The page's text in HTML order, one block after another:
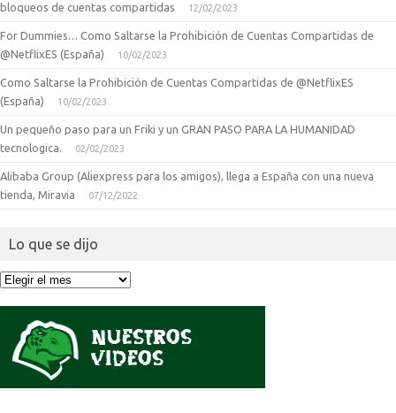
bloqueos de cuentas compartidas
12/02/2023
For Dummies… Como Saltarse la Prohibición de Cuentas Compartidas de
@NetflixES (España)
10/02/2023
Como Saltarse la Prohibición de Cuentas Compartidas de @NetflixES
(España)
10/02/2023
Un pequeño paso para un Friki y un GRAN PASO PARA LA HUMANIDAD
tecnologica.
02/02/2023
Alibaba Group (Aliexpress para los amigos), llega a España con una nueva
tienda, Miravia
07/12/2022
Lo que se dijo
Lo